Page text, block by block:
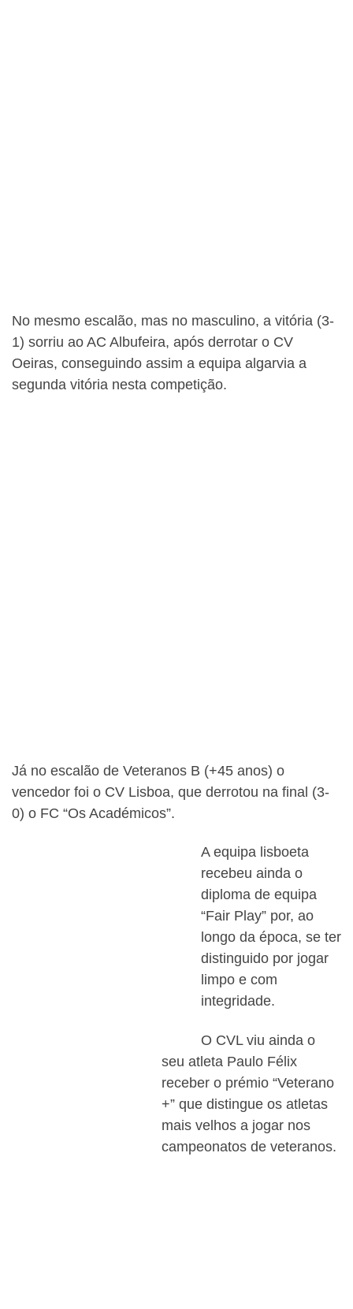
No mesmo escalão, mas no masculino, a vitória (3-
1) sorriu ao AC Albufeira, após derrotar o CV
Oeiras, conseguindo assim a equipa algarvia a
segunda vitória nesta competição.
Já no escalão de Veteranos B (+45 anos) o
vencedor foi o CV Lisboa, que derrotou na final (3-
0) o FC “Os Académicos”.
A equipa lisboeta
recebeu ainda o
diploma de equipa
“Fair Play” por, ao
longo da época, se ter
distinguido por jogar
limpo e com
integridade.
O CVL viu ainda o
seu atleta Paulo Félix
receber o prémio “Veterano
+” que distingue os atletas
mais velhos a jogar nos
campeonatos de veteranos.